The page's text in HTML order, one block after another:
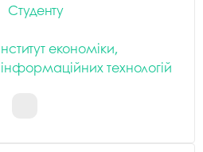
Студенту
економіки,
технологій